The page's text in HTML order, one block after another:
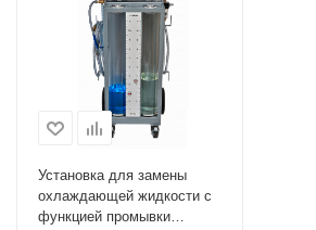
Установка для замены
охлаждающей жидкости с
функцией промывки